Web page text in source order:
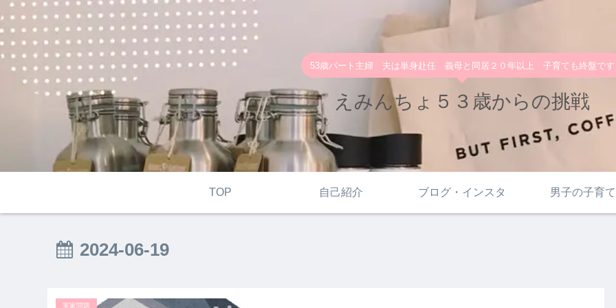
53歳パート主婦 夫は単身赴任 義母と同居２０年以上 子育ても終盤です
えみんちょ５３歳からの挑戦
TOP 自己紹介 ブログ・インスタ 男子の子育て
2024-06-19
実家問題